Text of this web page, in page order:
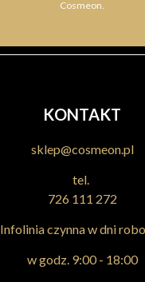
Cosmeon.
KONTAKT
sklep@cosmeon.pl
tel.
726 111 272
Infolinia czynna w dni
w godz. 9:00 - 18:00